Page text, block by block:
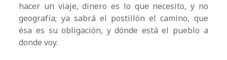
hacer un viaje, dinero es lo que necesito, y no
geografía; ya sabrá el postillón el camino, que
ésa es su obligación, y dónde está el pueblo a
donde voy.